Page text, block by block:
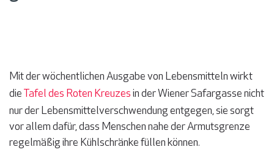
Mit der wöchentlichen Ausgabe von Lebensmitteln wirkt
die Tafel des Roten Kreuzes in der Wiener Safargasse nicht
nur der Lebensmittelverschwendung entgegen, sie sorgt
vor allem dafür, dass Menschen nahe der Armutsgrenze
regelmäßig ihre Kühlschränke füllen können.